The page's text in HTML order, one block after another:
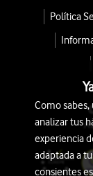
Política
Como
analizar tus
experiencia
adaptada a
consientes